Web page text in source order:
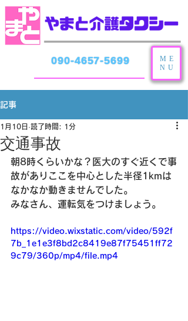
090-4657-5699
ME
NU
記事
交通事故
1月10日 読了時間: 1分
朝8時くらいかな？医大のすぐ近くで事
故がありここを中心とした半径1kmは
なかなか動きませんでした。
みなさん、運転気をつけましょう。
https://video.wixstatic.com/video/592f
7b_1e1e3f8bd2c8419e87f75451ff72
9c79/360p/mp4/file.mp4